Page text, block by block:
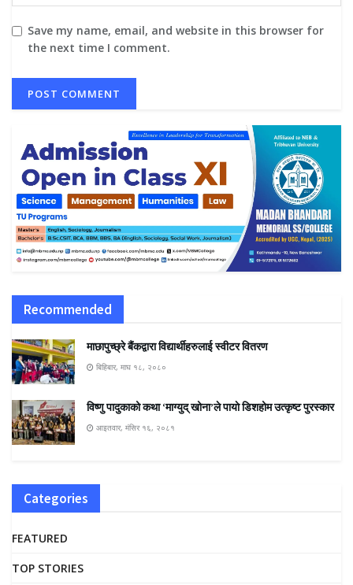
Save my name, email, and website in this browser for
the next time I comment.
Recommended
माछापुच्छ्रे बैंकद्वारा विद्यार्थीहरुलाई स्वीटर वितरण
बिहिबार, माघ १८, २०८०
विष्णु पादुकाको कथा ‘माग्युद् खोना’ले पायाे डिशहोम उत्कृष्ट पुरस्कार
आइतवार, मंसिर १६, २०८१
Categories
FEATURED
TOP STORIES